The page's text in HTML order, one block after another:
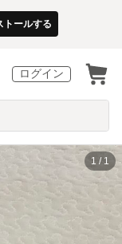
トールする
ログイン
1 / 1